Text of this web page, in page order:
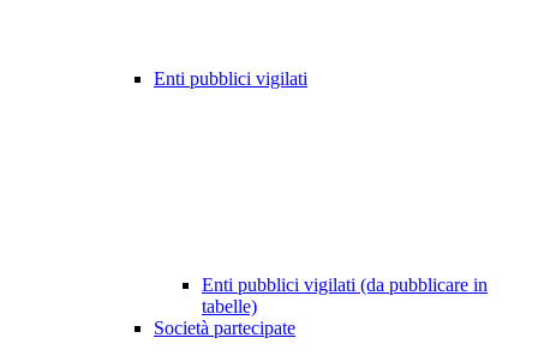
Enti pubblici vigilati
Enti pubblici vigilati (da pubblicare in
tabelle)
Società partecipate